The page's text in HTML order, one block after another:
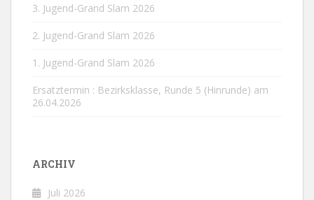
3. Jugend-Grand Slam 2026
2. Jugend-Grand Slam 2026
1. Jugend-Grand Slam 2026
Ersatztermin : Bezirksklasse, Runde 5 (Hinrunde) am
26.04.2026
ARCHIV
Juli 2026